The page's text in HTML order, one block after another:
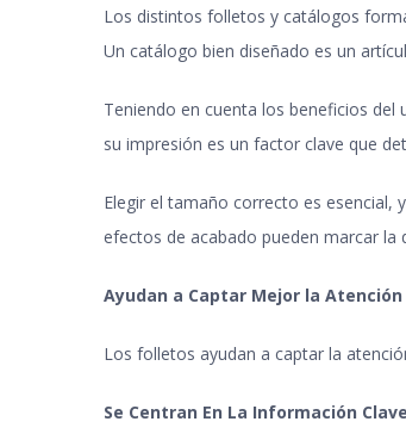
Los distintos folletos y catálogos
Un catálogo bien diseñado es un
Teniendo en cuenta los beneficios
su impresión es un factor clave que
Elegir el tamaño correcto es esencial,
efectos de acabado pueden marcar la
Ayudan a Captar Mejor la Atención
Los folletos ayudan a captar la
Se Centran En La Información Clave